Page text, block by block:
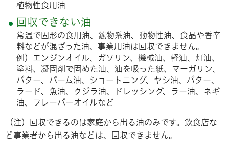
植物性食用油
回収できない油
常温で固形の食用油、鉱物系油、動物性油、食品や香辛
料などが混ざった油、事業用油は回収できません。
例）エンジンオイル、ガソリン、機械油、軽油、灯油、
塗料、凝固剤で固めた油、油を吸った紙、マーガリン、
バター、パーム油、ショートニング、ヤシ油、バター、
ラード、魚油、クジラ油、ドレッシング、ラー油、ネギ
油、フレーバーオイルなど
（注）回収できるのは家庭から出る油のみです。飲食店な
ど事業者から出る油などは、回収できません。